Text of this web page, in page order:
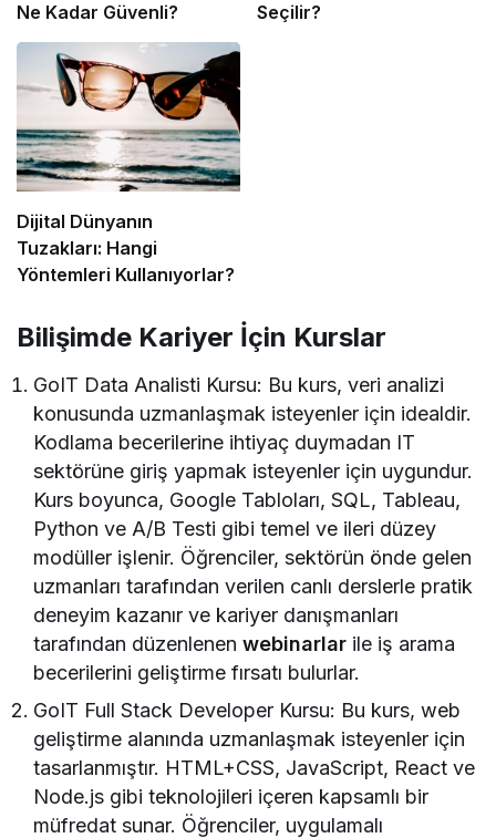
Ne Kadar Güvenli?
Seçilir?
Dijital Dünyanın
Tuzakları: Hangi
Yöntemleri Kullanıyorlar?
Bilişimde Kariyer İçin Kurslar
GoIT Data Analisti Kursu: Bu kurs, veri analizi
konusunda uzmanlaşmak isteyenler için idealdir.
Kodlama becerilerine ihtiyaç duymadan IT
sektörüne giriş yapmak isteyenler için uygundur.
Kurs boyunca, Google Tabloları, SQL, Tableau,
Python ve A/B Testi gibi temel ve ileri düzey
modüller işlenir. Öğrenciler, sektörün önde gelen
uzmanları tarafından verilen canlı derslerle pratik
deneyim kazanır ve kariyer danışmanları
tarafından düzenlenenwebinarlar ile iş arama
becerilerini geliştirme fırsatı bulurlar.
GoIT Full Stack Developer Kursu: Bu kurs, web
geliştirme alanında uzmanlaşmak isteyenler için
tasarlanmıştır. HTML+CSS, JavaScript, React ve
Node.js gibi teknolojileri içeren kapsamlı bir
müfredat sunar. Öğrenciler, uygulamalı